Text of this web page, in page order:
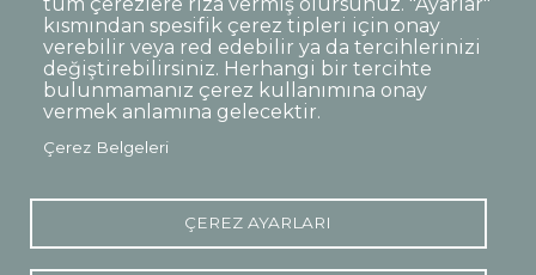
kısmından spesifik çerez tipleri için onay
verebilir veya red edebilir ya da tercihlerinizi
değiştirebilirsiniz. Herhangi bir tercihte
bulunmamanız çerez kullanımına onay
vermek anlamına gelecektir.
Çerez Belgeleri
ÇEREZ AYARLARI
© TED Üniversitesi. Ziya Gökalp Caddesi No:48 06420, Kolej
Çankaya ANKARA
ÜniversitesiÜniversitesiÜniversitesi
geç